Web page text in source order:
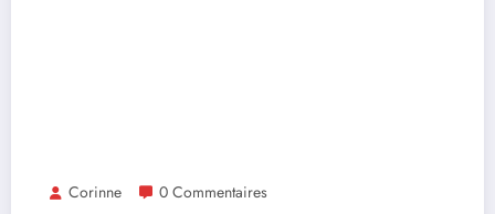
Corinne 0 Commentaires